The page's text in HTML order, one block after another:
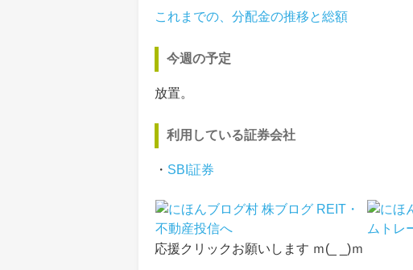
これまでの、分配金の推移と総額
今週の予定
放置。
利用している証券会社
・ SBI証券
応援クリックお願いします ｍ(_ _)ｍ